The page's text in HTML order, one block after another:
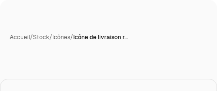
Accueil/Stock/Icônes/Icône de livraison r…